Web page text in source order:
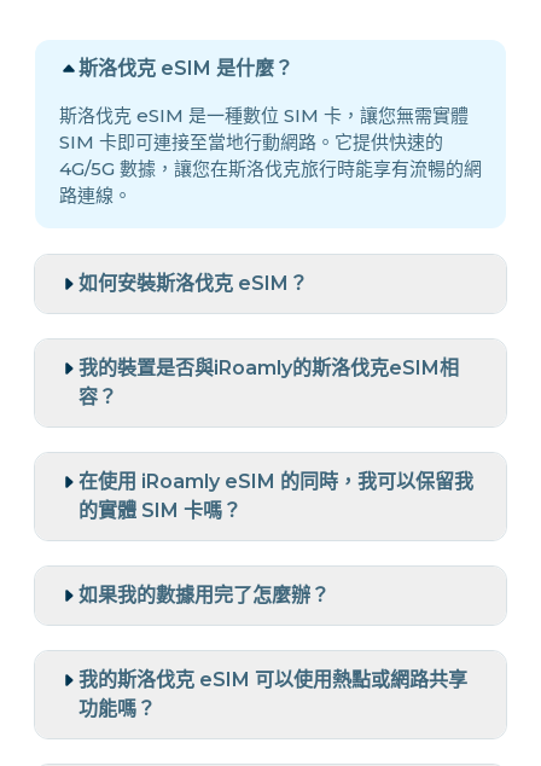
斯洛伐克 eSIM 是什麼？
斯洛伐克 eSIM 是一種數位 SIM 卡，讓您無需實體
SIM 卡即可連接至當地行動網路。它提供快速的
4G/5G 數據，讓您在斯洛伐克旅行時能享有流暢的網
路連線。
如何安裝斯洛伐克 eSIM？
我的裝置是否與iRoamly的斯洛伐克eSIM相
容？
在使用 iRoamly eSIM 的同時，我可以保留我
的實體 SIM 卡嗎？
如果我的數據用完了怎麼辦？
我的斯洛伐克 eSIM 可以使用熱點或網路共享
功能嗎？